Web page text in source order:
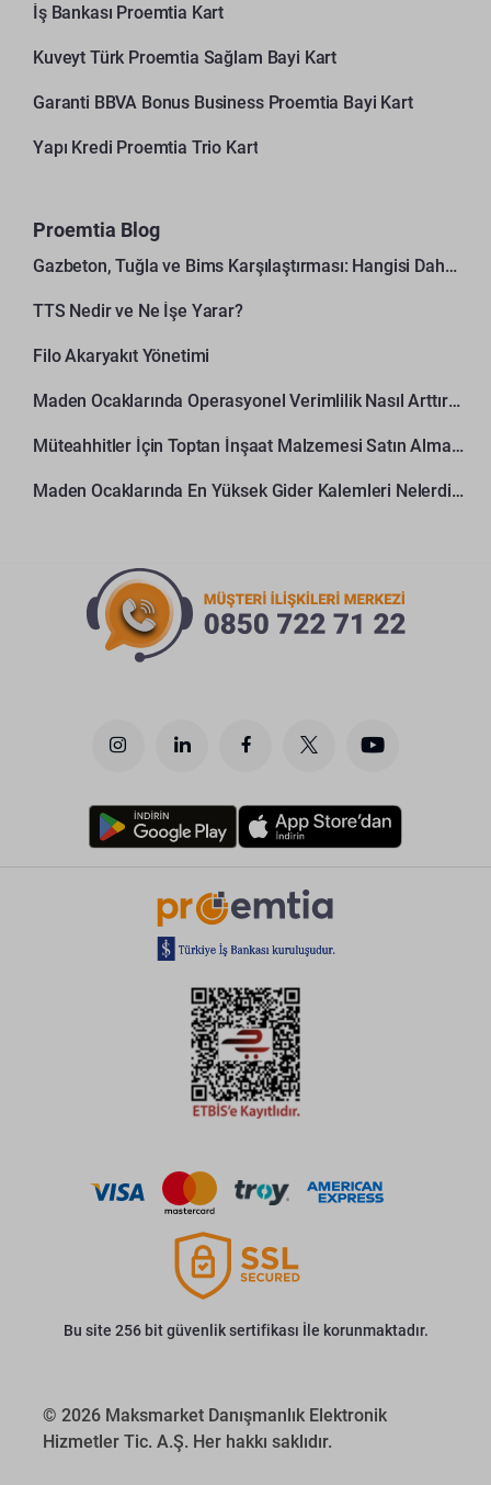
İş Bankası Proemtia Kart
Kuveyt Türk Proemtia Sağlam Bayi Kart
Garanti BBVA Bonus Business Proemtia Bayi Kart
Yapı Kredi Proemtia Trio Kart
Proemtia Blog
Gazbeton, Tuğla ve Bims Karşılaştırması: Hangisi Daha Avantajlı?
TTS Nedir ve Ne İşe Yarar?
Filo Akaryakıt Yönetimi
Maden Ocaklarında Operasyonel Verimlilik Nasıl Arttırılır?
Müteahhitler İçin Toptan İnşaat Malzemesi Satın Alma Rehberi
Maden Ocaklarında En Yüksek Gider Kalemleri Nelerdir?
Bu site 256 bit güvenlik sertifikası İle korunmaktadır.
© 2026 Maksmarket Danışmanlık Elektronik
Hizmetler Tic. A.Ş. Her hakkı saklıdır.